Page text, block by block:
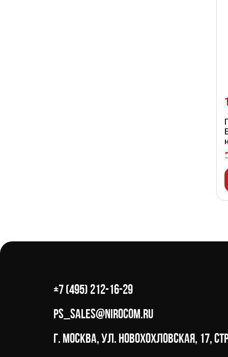
+7 (495) 212-16-29
ps_sales@nirocom.ru
г. Москва, ул. Новохохловская, 17,